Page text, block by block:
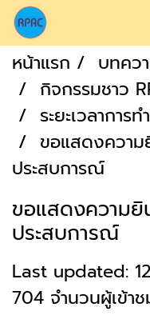
หน้าแรก
บทคว
กิจกรรมชาว
ระยะเวลาการท
ขอแสดงควา
ประสบการณ์
ขอแสดงความ
ประสบการณ์
Last updated:
704 จำนวนผู้เข้า